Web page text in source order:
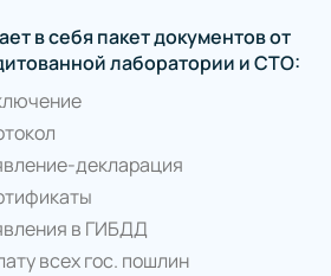
в себя пакет документов от
лаборатории и СТО:
декларация
в ГИБДД
всех гос. пошлин